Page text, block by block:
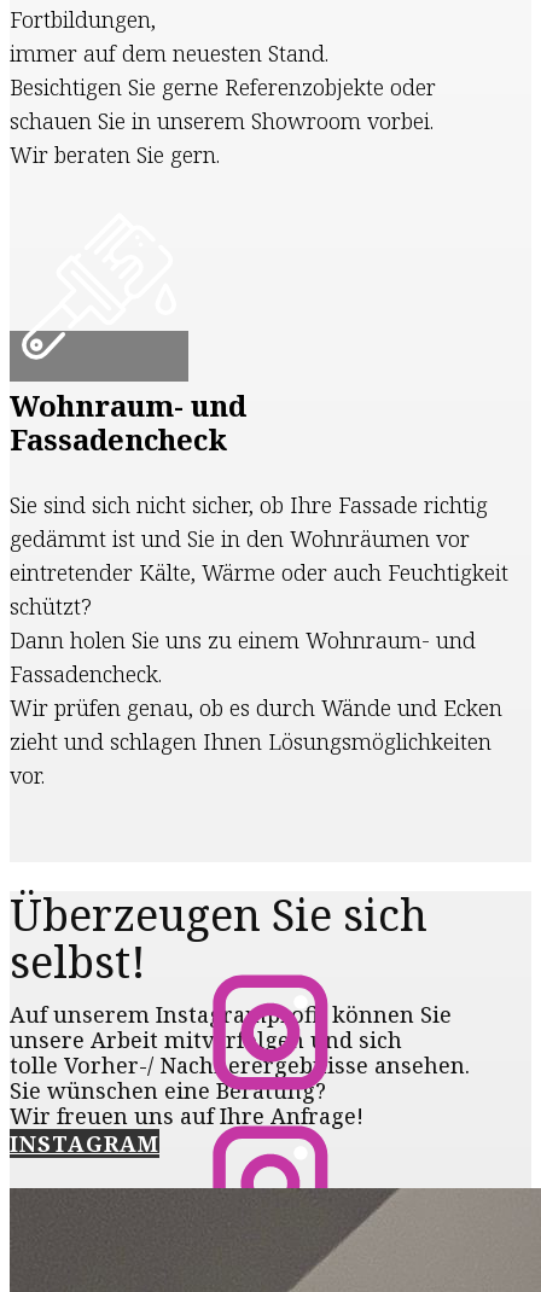
Fortbildungen,
immer auf dem neuesten Stand.
Besichtigen Sie gerne Referenzobjekte oder
schauen Sie in unserem Showroom vorbei.
Wir beraten Sie gern.
Wohnraum- und
Fassadencheck
Sie sind sich nicht sicher, ob Ihre Fassade richtig
gedämmt ist und Sie in den Wohnräumen vor
eintretender Kälte, Wärme oder auch Feuchtigkeit
schützt?
Dann holen Sie uns zu einem Wohnraum- und
Fassadencheck.
Wir prüfen genau, ob es durch Wände und Ecken
zieht und schlagen Ihnen Lösungsmöglichkeiten
vor.
Überzeugen Sie​ sich
selbst!
Auf unserem Instagramprofil können Sie
unsere Arbeit mitverfolgen und sich
tolle Vorher-/ Nachherergebnisse ansehen.
Sie wünschen eine Beratung?
Wir freuen uns auf Ihre Anfrage!
INSTAGRAM